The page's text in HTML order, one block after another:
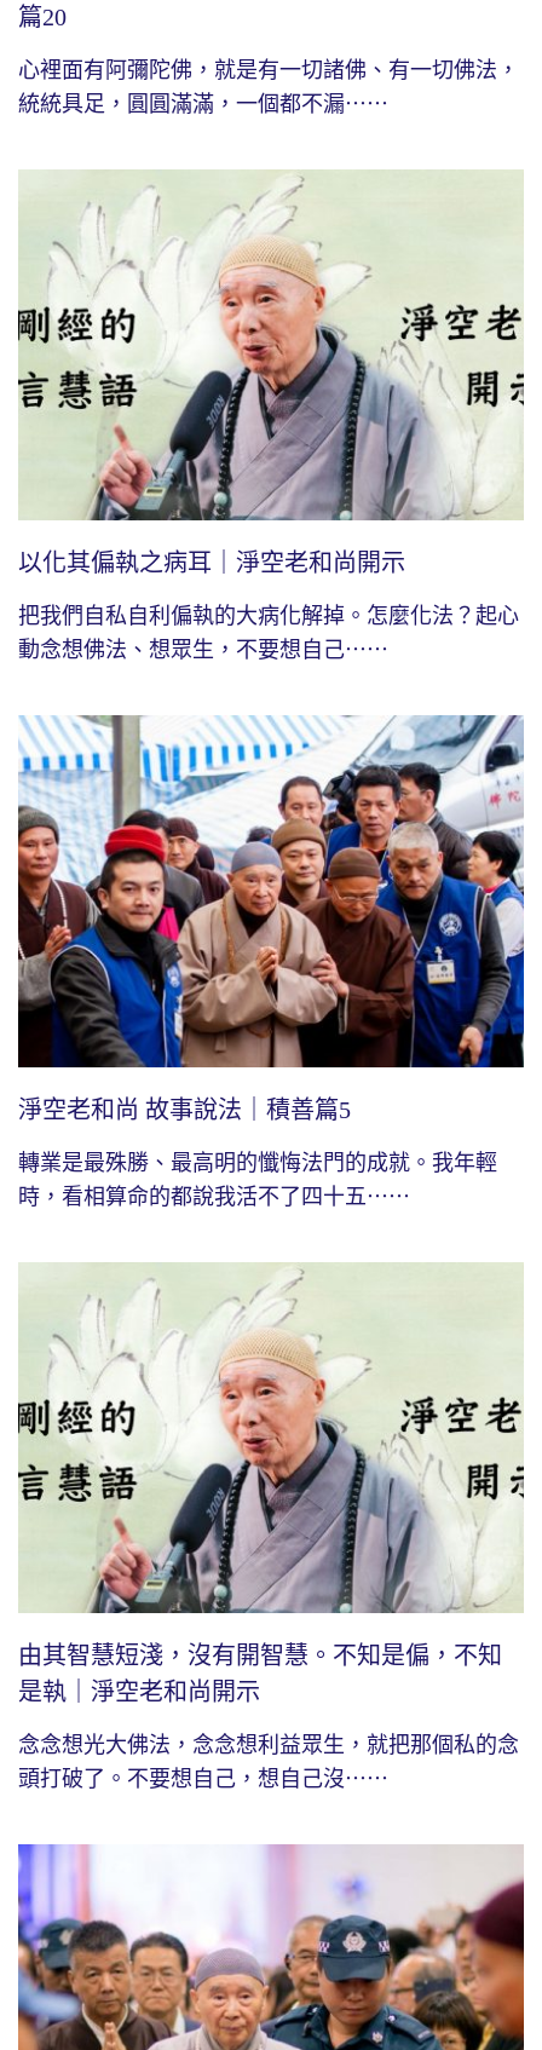
篇20
心裡面有阿彌陀佛，就是有一切諸佛、有一切佛法，
統統具足，圓圓滿滿，一個都不漏⋯⋯
以化其偏執之病耳｜淨空老和尚開示
把我們自私自利偏執的大病化解掉。怎麼化法？起心
動念想佛法、想眾生，不要想自己⋯⋯
淨空老和尚 故事說法｜積善篇5
轉業是最殊勝、最高明的懺悔法門的成就。我年輕
時，看相算命的都說我活不了四十五⋯⋯
由其智慧短淺，沒有開智慧。不知是偏，不知
是執｜淨空老和尚開示
念念想光大佛法，念念想利益眾生，就把那個私的念
頭打破了。不要想自己，想自己沒⋯⋯